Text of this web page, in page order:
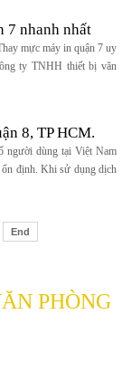
7 nhanh nhất
mực máy in quận 7 uy
ty TNHH thiết bị văn
8, TP HCM.
người dùng tại Việt Nam
định. Khi sử dụng dịch
End
PHÒNG